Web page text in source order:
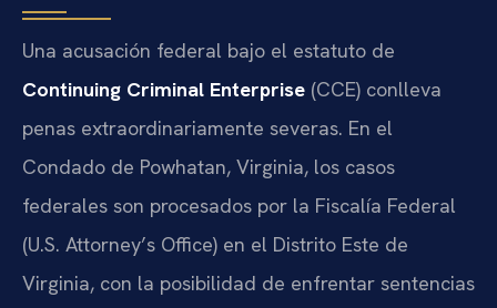
Una acusación federal bajo el estatuto de
Continuing Criminal Enterprise (CCE) conlleva
penas extraordinariamente severas. En el
Condado de Powhatan, Virginia, los casos
federales son procesados por la Fiscalía Federal
(U.S. Attorney’s Office) en el Distrito Este de
Virginia, con la posibilidad de enfrentar sentencias